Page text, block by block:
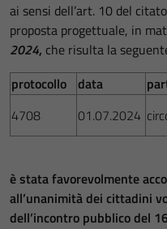
ai sensi dell’art. 10 del
proposta progettuale, in
2024, che risulta la
protocollo data
4708
01.07.2024
è stata favorevolmente
all’unanimità dei cittadini
dell’incontro pubblico del